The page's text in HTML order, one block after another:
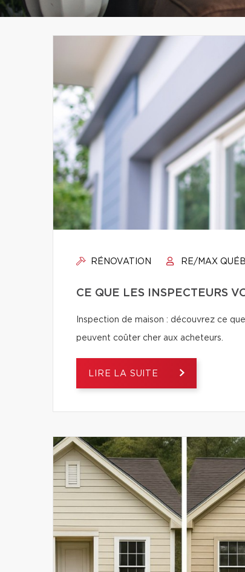
RÉNOVATION RE/MAX
CE QUE LES INSPECTEURS
Inspection de maison : découvrez ce
peuvent coûter cher aux acheteurs.
LIRE LA SUITE